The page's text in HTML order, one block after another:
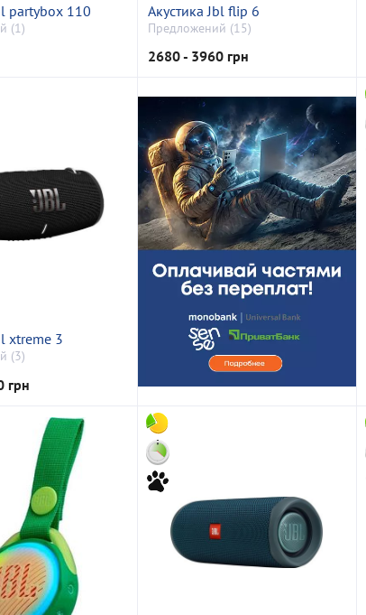
partybox 110
(1)
Акустика Jbl flip 6
Предложений (15)
2680 - 3960 грн
xtreme 3
(3)
грн